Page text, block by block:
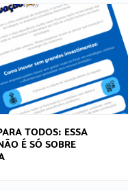
TODOS: ESSA
É SÓ SOBRE